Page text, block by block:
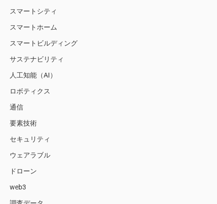
スマートシティ
スマートホーム
スマートビルディング
サステナビリティ
人工知能（AI）
ロボティクス
通信
要素技術
セキュリティ
ウェアラブル
ドローン
web3